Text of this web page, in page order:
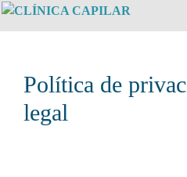
Política de
legal